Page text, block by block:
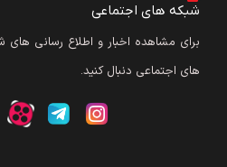
شبکه های اجتماعی
برای مشاهده اخبار و اطلاع رسانی های
های اجتماعی دنبال کنید.